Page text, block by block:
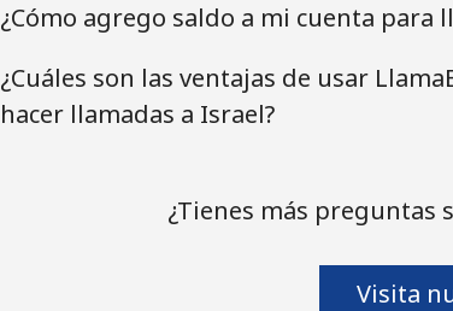
¿Cómo agrego saldo a mi cuenta para
¿Cuáles son las ventajas de usar
hacer llamadas a Israel?
¿Tienes más preguntas
Visita